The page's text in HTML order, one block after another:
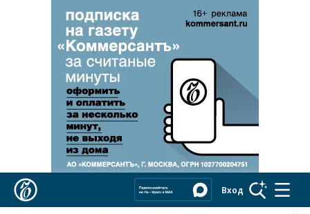
Реклама в «Ъ» www.kommersant.ru/ad
Вход